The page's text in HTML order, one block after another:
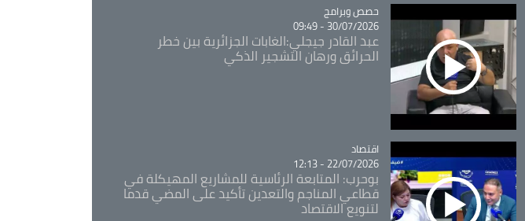
Catégorie
حصص وبرامج
30/07/2026 - 09:49
عبد القادر جيجلي:الغابات الجزائرية بين خطر
الحرائق ورهان التشجير الذكي
Catégorie
اقتصاد
22/07/2026 - 12:13
بوحرب: المتابعة الرئاسية للمشاريع المهيكلة في
قطاعي المناجم والتعدين تأكيد على المضي قدما
لتنويع الاقتصاد